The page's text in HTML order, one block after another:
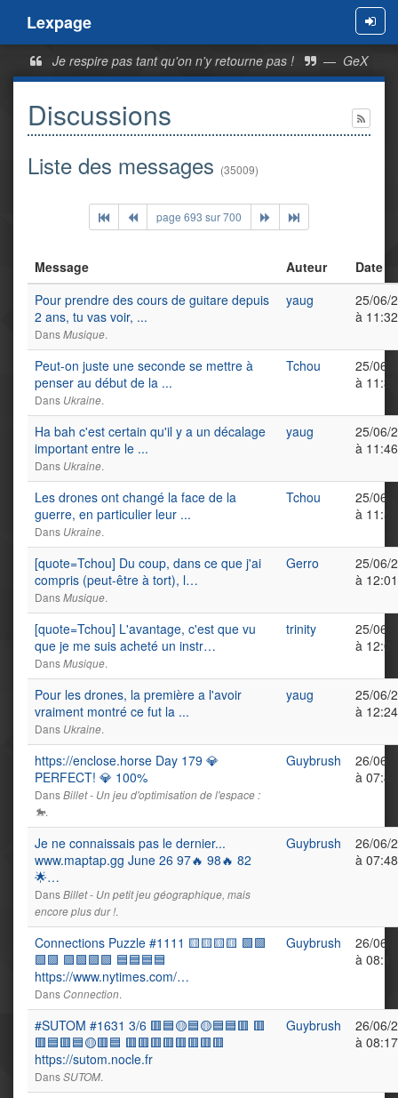
Menu
Lexpage
Je respire pas tant qu'on n'y retourne pas ! — GeX
Discussions
Liste des messages (35009)
page 693 sur 700
Message Auteur
Date
Pour prendre des cours de guitare depuis
2 ans, tu vas voir, ...
DansMusique.
yaug
25/06/
à 11:32
Peut-on juste une seconde se mettre à
penser au début de la ...
Dans Ukraine.
Tchou
25/06/
à 11:37
Ha bah c'est certain qu'il y a un décalage
important entre le ...
Dans Ukraine.
yaug
25/06/
à 11:46
Les drones ont changé la face de la
guerre, en particulier leur ...
Dans Ukraine.
Tchou
25/06/
à 11:58
[quote=Tchou] Du coup, dans ce que j'ai
compris (peut-être à tort), l…
DansMusique.
Gerro
25/06/
à 12:01
[quote=Tchou] L'avantage, c'est que vu
que je me suis acheté un instr…
DansMusique.
trinity
25/06/
à 12:06
Pour les drones, la première a l'avoir
vraiment montré ce fut la ...
Dans Ukraine.
yaug
25/06/
à 12:24
https://enclose.horse Day 179 💎
PERFECT! 💎 100%
DansBillet - Un jeu d'optimisation de l'espace :
🐎.
Guybrush
26/06/
à 07:44
Je ne connaissais pas le dernier...
www.maptap.gg June 26 97🔥 98🔥 82
🌟…
DansBillet - Un petit jeu géographique, mais
encore plus dur !.
Guybrush
26/06/
à 07:48
Connections Puzzle #1111 🟨🟨🟨🟨 🟩🟩
🟩🟩 🟪🟪🟪🟪 🟦🟦🟦🟦
https://www.nytimes.com/…
DansConnection.
Guybrush
26/06/
à 08:15
#SUTOM #1631 3/6 🟥🟦🟡🟦🟡🟦🟦🟥 🟥
🟥🟦🟥🟦🟡🟥🟦 🟥🟥🟥🟥🟥🟥🟥🟥
https://sutom.nocle.fr
DansSUTOM.
Guybrush
26/06/
à 08:17